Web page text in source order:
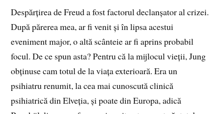
Despărțirea de Freud a fost factorul declanșator al crizei.
După părerea mea, ar fi venit și în lipsa acestui
eveniment major, o altă scânteie ar fi aprins probabil
focul. De ce spun asta? Pentru că la mijlocul vieții, Jung
obținuse cam totul de la viața exterioară. Era un
psihiatru renumit, la cea mai cunoscută clinică
psihiatrică din Elveția, și poate din Europa, adică